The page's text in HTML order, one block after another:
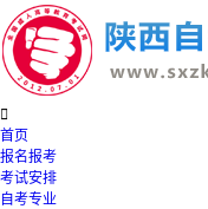

首页
报名报考
考试安排
自考专业